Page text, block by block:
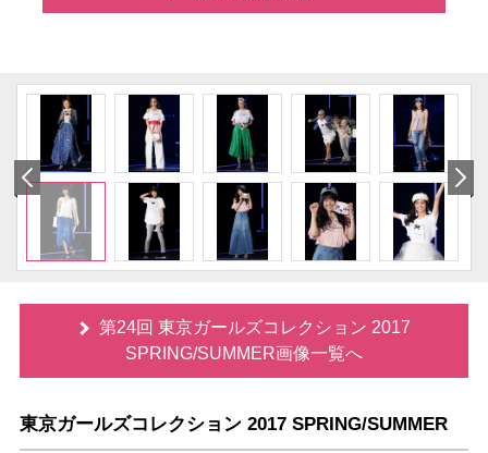
第24回 東京ガールズコレクション 2017
SPRING/SUMMER画像一覧へ
東京ガールズコレクション 2017 SPRING/SUMMER